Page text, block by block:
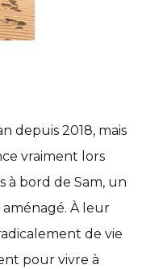
depuis 2018, mais
vraiment lors
à bord de Sam, un
À leur
de vie
pour vivre à